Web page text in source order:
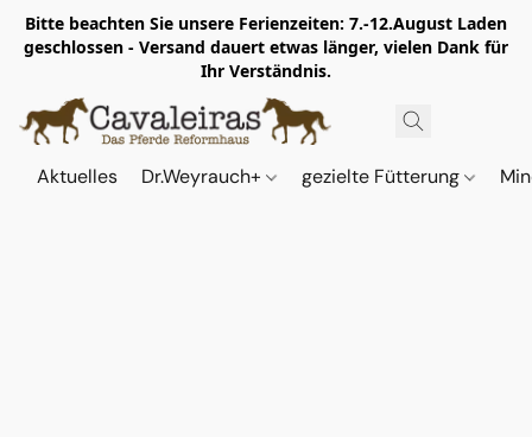
Bitte beachten Sie unsere Ferienzeiten: 7.-12.August Laden
geschlossen - Versand dauert etwas länger, vielen Dank für
Ihr Verständnis.
Aktuelles Dr.Weyrauch+ gezielte Fütterung